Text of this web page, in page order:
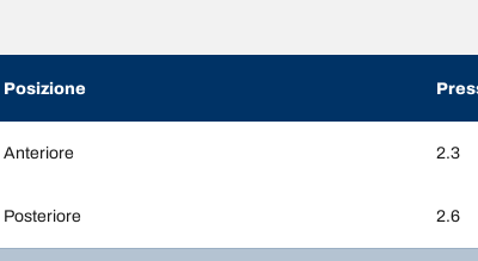
Posizione
Anteriore 2.3
Posteriore 2.6